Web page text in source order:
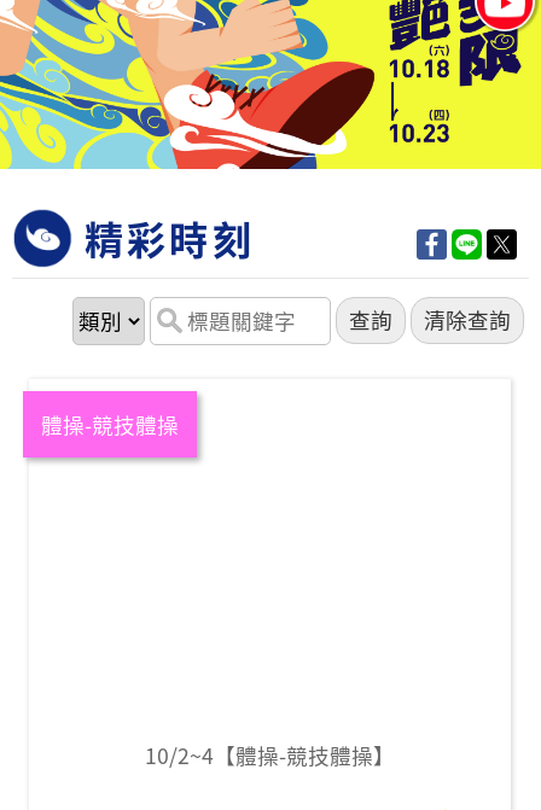
精彩時刻
體操-競技體操
10/2~4【體操-競技體操】